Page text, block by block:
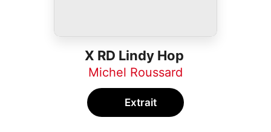
X RD Lindy Hop
Michel Roussard
Extrait